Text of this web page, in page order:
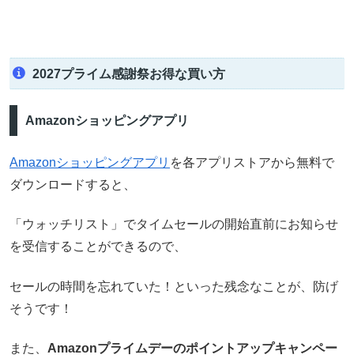
2027プライム感謝祭お得な買い方
Amazonショッピングアプリ
Amazonショッピングアプリ を各アプリストアから無料で
ダウンロードすると、
「ウォッチリスト」でタイムセールの開始直前にお知らせ
を受信することができるので、
セールの時間を忘れていた！といった残念なことが、防げ
そうです！
また、 Amazonプライムデーのポイントアップキャンペー